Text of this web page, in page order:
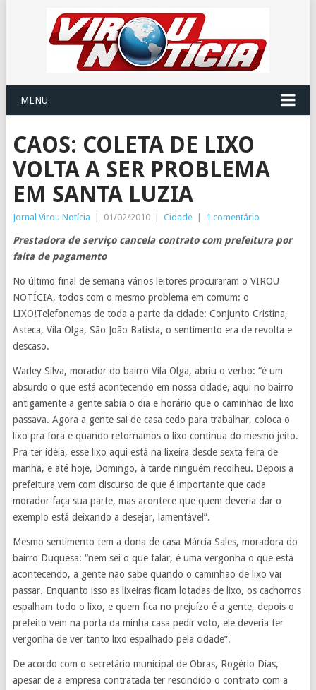
MENU
CAOS: COLETA DE LIXO
VOLTA A SER PROBLEMA
EM SANTA LUZIA
Jornal Virou Notícia 01/02/2010 Cidade 1 comentário
Prestadora de serviço cancela contrato com prefeitura por
falta de pagamento
No último final de semana vários leitores procuraram o VIROU
NOTÍCIA, todos com o mesmo problema em comum: o
LIXO!Telefonemas de toda a parte da cidade: Conjunto Cristina,
Asteca, Vila Olga, São João Batista, o sentimento era de revolta e
descaso.
Warley Silva, morador do bairro Vila Olga, abriu o verbo: “é um
absurdo o que está acontecendo em nossa cidade, aqui no bairro
antigamente a gente sabia o dia e horário que o caminhão de lixo
passava. Agora a gente sai de casa cedo para trabalhar, coloca o
lixo pra fora e quando retornamos o lixo continua do mesmo jeito.
Pra ter idéia, esse lixo aqui está na lixeira desde sexta feira de
manhã, e até hoje, Domingo, à tarde ninguém recolheu. Depois a
prefeitura vem com discurso de que é importante que cada
morador faça sua parte, mas acontece que quem deveria dar o
exemplo está deixando a desejar, lamentável”.
Mesmo sentimento tem a dona de casa Márcia Sales, moradora do
bairro Duquesa: “nem sei o que falar, é uma vergonha o que está
acontecendo, a gente não sabe quando o caminhão de lixo vai
passar. Enquanto isso as lixeiras ficam lotadas de lixo, os cachorros
espalham todo o lixo, e quem fica no prejuízo é a gente, depois o
prefeito vem na porta da minha casa pedir voto, ele deveria ter
vergonha de ver tanto lixo espalhado pela cidade”.
De acordo com o secretário municipal de Obras, Rogério Dias,
apesar de a empresa contratada ter rescindido o contrato com a